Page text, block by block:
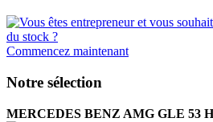
Commencez maintenant
Notre sélection
MERCEDES BENZ AMG GLE 53